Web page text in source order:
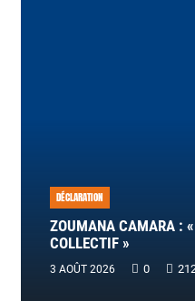
DÉCLARATION
ZOUMANA CAMARA :
COLLECTIF »
3 AOÛT 2026 0